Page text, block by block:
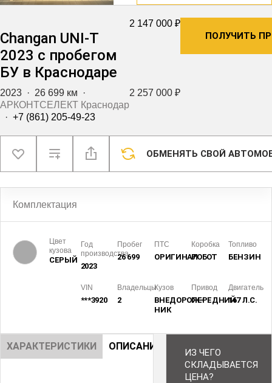
Changan UNI-T
2023 с пробегом
БУ в Краснодаре
2 147 000 ₽
2023 · 26 699 км ·
АРКОНТСЕЛЕКТ Краснодар
· +7 (861) 205-49-23
2 257 000 ₽
ПОЛУЧИТЬ
ОБМЕНЯТЬ СВОЙ
Комплектация
Цвет
кузова
СЕРЫЙ
Год
производства
2023
Пробег
26 699
ПТС
ОРИГИНАЛ
Коробка
РОБОТ
Топливо
БЕНЗИН
VIN
***3920
Владельцы
2
Кузов
ВНЕДОРОЖ­
НИК
Привод
ПЕРЕДНИЙ
Двигатель
167 Л.С.
ХАРАКТЕРИСТИКИ ОПИСАНИЕ
ИЗ ЧЕГО
СКЛАДЫВАЕТСЯ
ЦЕНА?